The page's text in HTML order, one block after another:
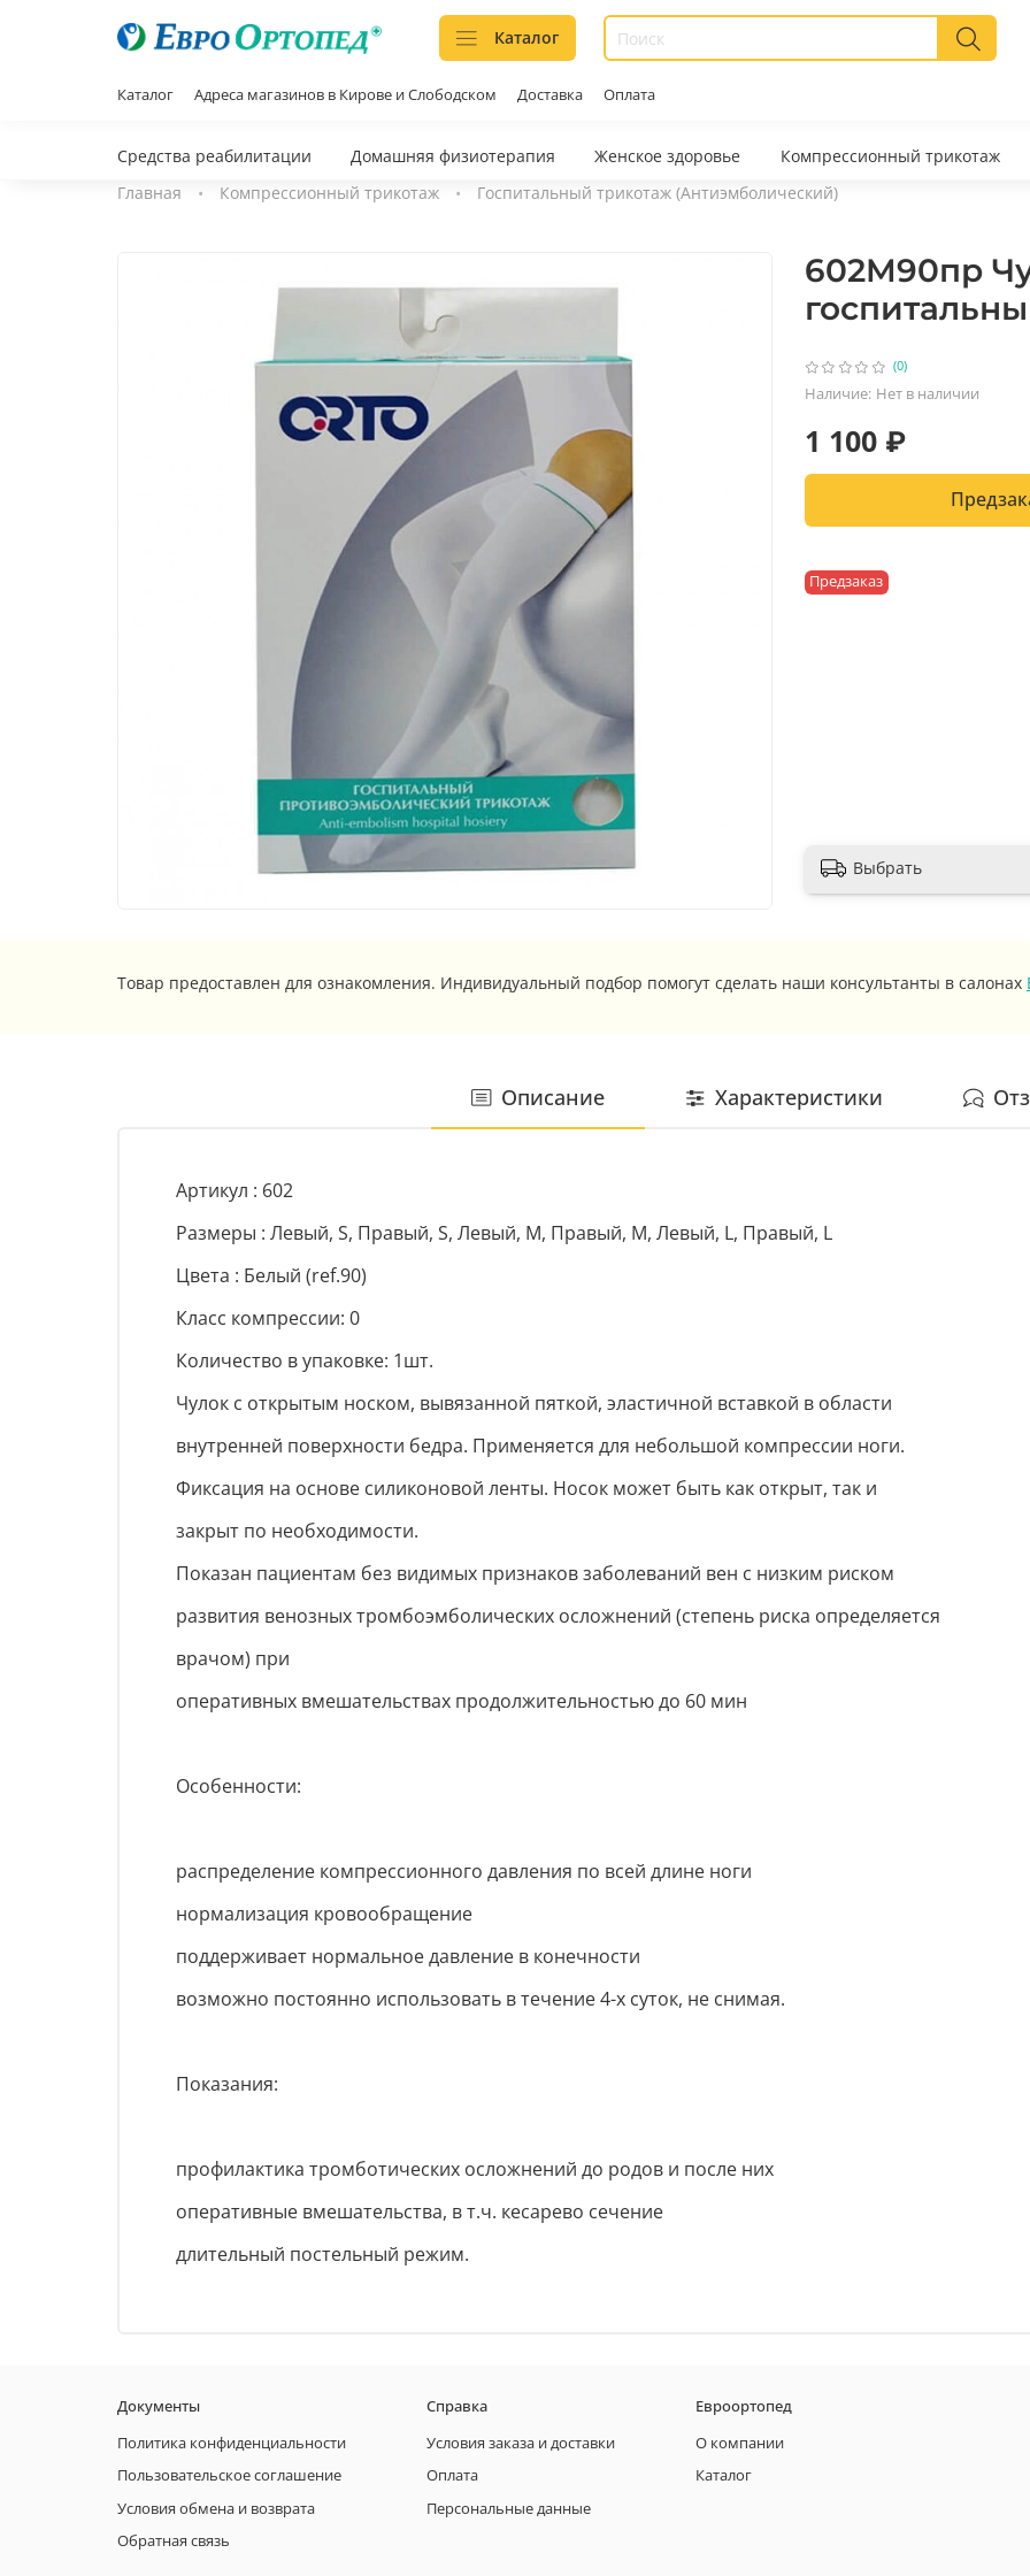
Каталог
Каталог Адреса магазинов в Кирове и Слободском Доставка Оплата
Средства реабилитации Домашняя физиотерапия Женское здоровье
Компрессионный трикотаж
Главная
Компрессионный трикотаж Госпитальный трикотаж (Антиэмболический)
(0)
Наличие: Нет в наличии
Предзаказ
602M90пр
1 100 ₽
Выбрать
Товар предоставлен для ознакомления. Индивидуальный подбор помогут сделать наши консультанты в салонах
Описание Характеристики
Артикул : 602
Размеры : Левый, S, Правый, S, Левый, M, Правый, M, Левый, L, Правый, L
Цвета : Белый (ref.90)
Класс компрессии: 0
Количество в упаковке: 1шт.
Чулок с открытым носком, вывязанной пяткой, эластичной вставкой в области
внутренней поверхности бедра. Применяется для небольшой компрессии ноги.
Фиксация на основе силиконовой ленты. Носок может быть как открыт, так и
закрыт по необходимости.
Показан пациентам без видимых признаков заболеваний вен с низким риском
развития венозных тромбоэмболических осложнений (степень риска определяется
врачом) при
оперативных вмешательствах продолжительностью до 60 мин
Особенности:
распределение компрессионного давления по всей длине ноги
нормализация кровообращение
поддерживает нормальное давление в конечности
возможно постоянно использовать в течение 4-х суток, не снимая.
Показания:
профилактика тромботических осложнений до родов и после них
оперативные вмешательства, в т.ч. кесарево сечение
длительный постельный режим.
Документы
Политика конфиденциальности
Пользовательское соглашение
Условия обмена и возврата
Обратная связь
Справка
Условия заказа и доставки
Оплата
Персональные данные
Евроортопед
О компании
Каталог